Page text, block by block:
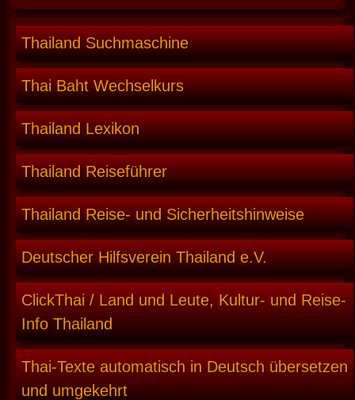
Thailand Suchmaschine
Thai Baht Wechselkurs
Thailand Lexikon
Thailand Reiseführer
Thailand Reise- und Sicherheitshinweise
Deutscher Hilfsverein Thailand e.V.
ClickThai / Land und Leute, Kultur- und Reise-
Info Thailand
Thai-Texte automatisch in Deutsch übersetzen
und umgekehrt